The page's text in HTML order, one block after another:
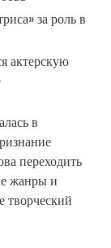
за роль в
актерскую
в
переходить
жанры и
творческий